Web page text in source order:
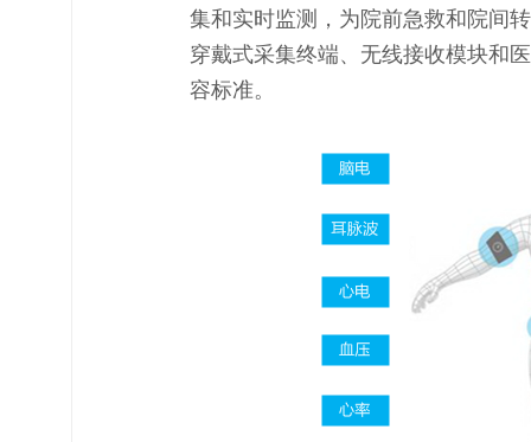
集和实时监测，为院前急救和院间
穿戴式采集终端、无线接收模块和
容标准。